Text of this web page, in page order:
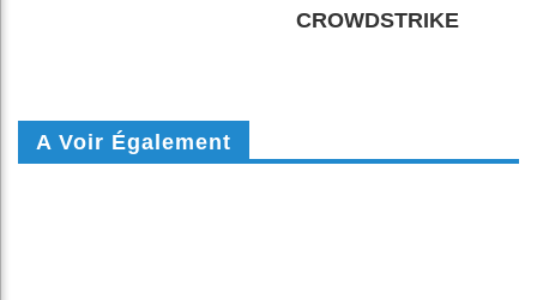
CROWDSTRIKE
A Voir Également